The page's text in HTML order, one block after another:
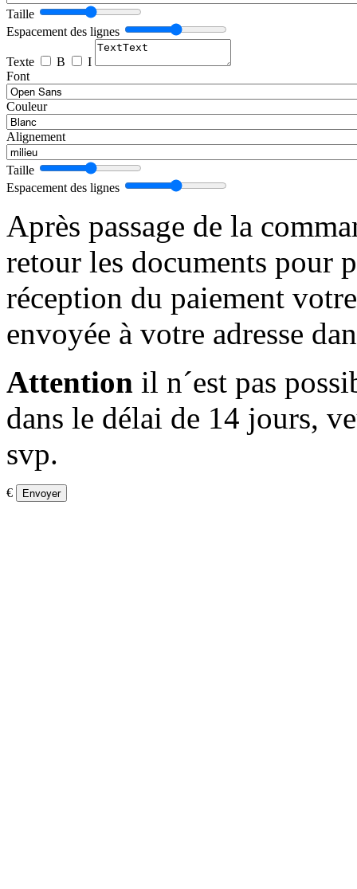
Taille
Espacement des lignes
Texte B
I
Font
Couleur
Alignement
Taille
Espacement des lignes
Après passage de la
retour les documents pour
réception du paiement
envoyée à votre adresse
Attention il n´est pas
dans le délai de 14 jours,
svp.
€